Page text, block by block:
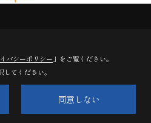
バシーポリシー 」をご覧ください。
てください。
同意しない